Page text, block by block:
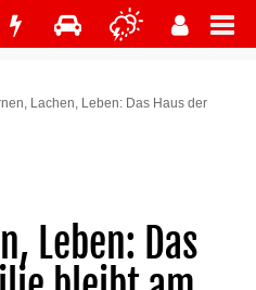
Lachen, Leben: Das Haus der
Leben: Das